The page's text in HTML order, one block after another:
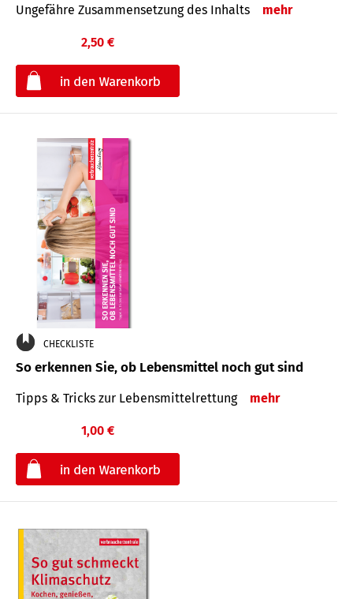
Ungefähre Zusammensetzung des Inhalts mehr
2,50 €
CHECKLISTE
So erkennen Sie, ob Lebensmittel noch gut sind
Tipps & Tricks zur Lebensmittelrettung mehr
1,00 €